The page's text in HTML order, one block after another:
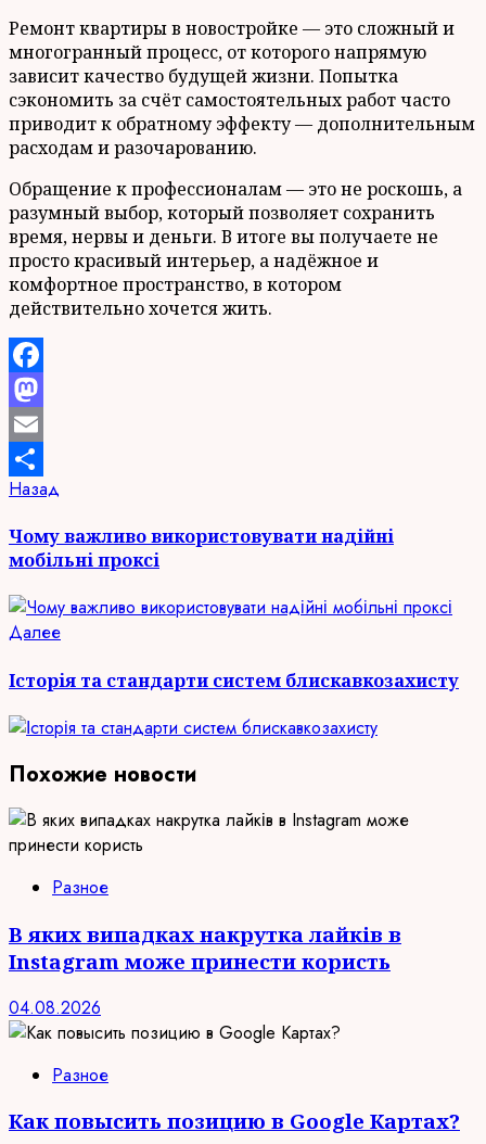
Ремонт квартиры в новостройке — это сложный и
многогранный процесс, от которого напрямую
зависит качество будущей жизни. Попытка
сэкономить за счёт самостоятельных работ часто
приводит к обратному эффекту — дополнительным
расходам и разочарованию.
Обращение к профессионалам — это не роскошь, а
разумный выбор, который позволяет сохранить
время, нервы и деньги. В итоге вы получаете не
просто красивый интерьер, а надёжное и
комфортное пространство, в котором
действительно хочется жить.
Facebook
Mastodon
Email
Отправить
Продолжить
чтение
Назад
Чому важливо використовувати надійні
мобільні проксі
ДалееСледующая
Історія та стандарти систем блискавкозахисту
Похожие новости
Разное
В яких випадках накрутка лайків в
Instagram може принести користь
04.08.2026
Разное
Как повысить позицию в Google Картах?